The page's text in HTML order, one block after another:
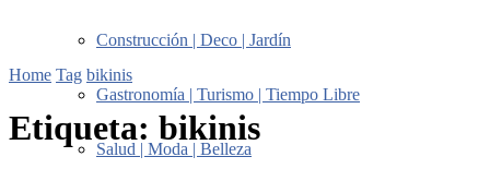
Construcción | Deco | Jardín
Gastronomía | Turismo | Tiempo Libre
Salud | Moda | Belleza
Home Tag bikinis
Etiqueta: bikinis